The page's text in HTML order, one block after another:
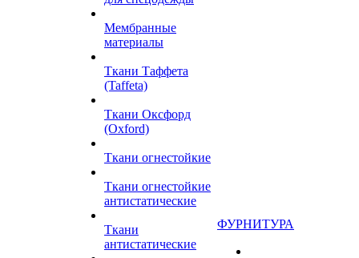
Мембранные
материалы
Ткани Таффета
(Taffeta)
Ткани Оксфорд
(Oxford)
Ткани огнестойкие
Ткани огнестойкие
антистатические
Ткани
антистатические
ФУРНИТУРА